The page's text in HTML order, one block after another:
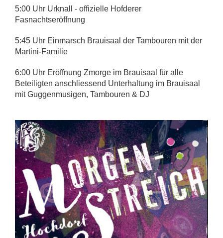
5:00 Uhr Urknall - offizielle Hofderer
Fasnachtseröffnung
5:45 Uhr Einmarsch Brauisaal der Tambouren mit der
Martini-Familie
6:00 Uhr Eröffnung Zmorge im Brauisaal für alle
Beteiligten anschliessend Unterhaltung im Brauisaal
mit Guggenmusigen, Tambouren & DJ